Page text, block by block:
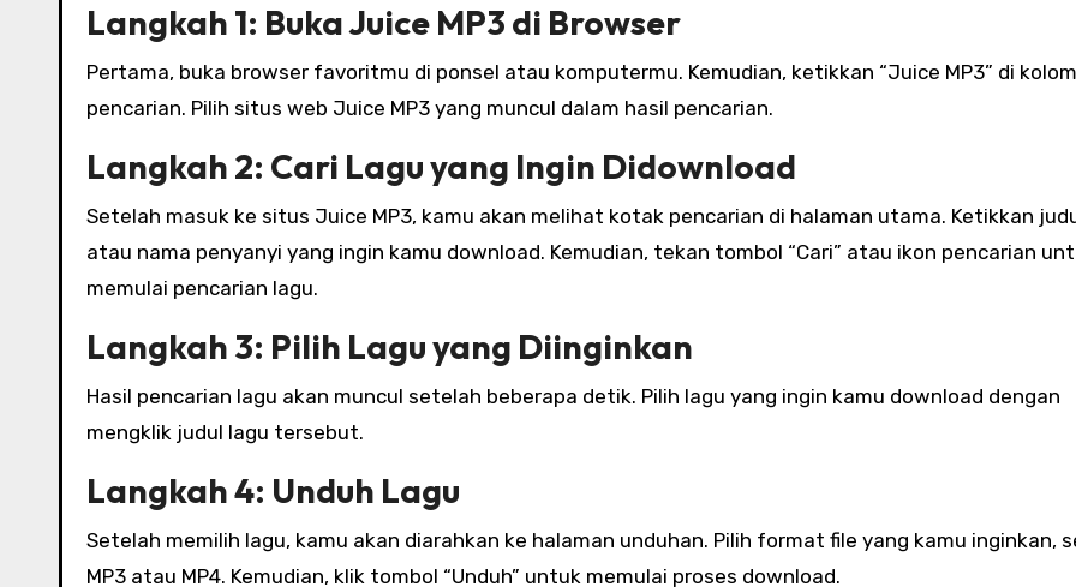
Langkah 1: Buka Juice MP3 di Browser
Pertama, buka browser favoritmu di ponsel atau komputermu. Kemudian, ketikkan “Juice MP3” di kolom
pencarian. Pilih situs web Juice MP3 yang muncul dalam hasil pencarian.
Langkah 2: Cari Lagu yang Ingin Didownload
Setelah masuk ke situs Juice MP3, kamu akan melihat kotak pencarian di halaman utama. Ketikkan
atau nama penyanyi yang ingin kamu download. Kemudian, tekan tombol “Cari” atau ikon pencarian
memulai pencarian lagu.
Langkah 3: Pilih Lagu yang Diinginkan
Hasil pencarian lagu akan muncul setelah beberapa detik. Pilih lagu yang ingin kamu download dengan
mengklik judul lagu tersebut.
Langkah 4: Unduh Lagu
Setelah memilih lagu, kamu akan diarahkan ke halaman unduhan. Pilih format file yang kamu inginkan,
MP3 atau MP4. Kemudian, klik tombol “Unduh” untuk memulai proses download.